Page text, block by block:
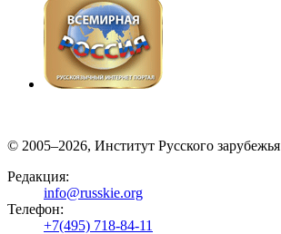
© 2005–2026, Институт Русского зарубежья
Редакция:
info@russkie.org
Телефон:
+7(495) 718-84-11